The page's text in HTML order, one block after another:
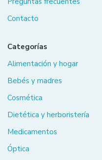
Contacto
Categorías
Alimentación y hogar
Bebés y madres
Cosmética
Dietética y herboristería
Medicamentos
Óptica